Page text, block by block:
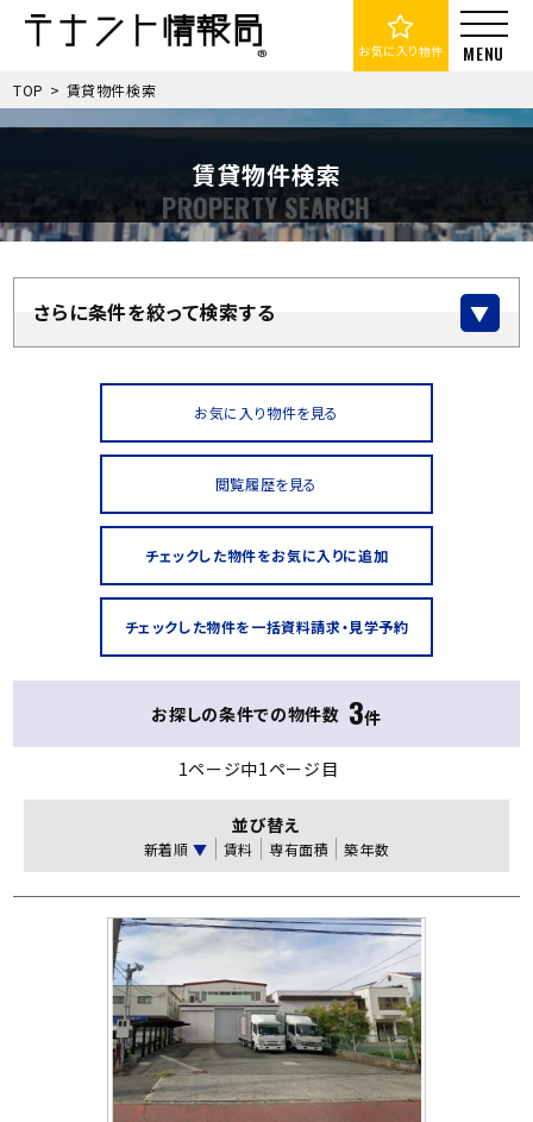
お気に入り物件
TOP > 賃貸物件検索
賃貸物件検索
さらに条件を絞って検索する
お気に入り物件を見る
閲覧履歴を見る
お探しの条件での物件数 3件
1ページ中1ページ目
並び替え
新着順 ▼ 賃料 専有面積 築年数